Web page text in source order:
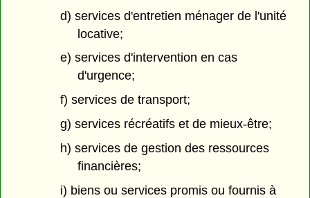
d) services d'entretien ménager de l'unité
locative;
e) services d'intervention en cas
d'urgence;
f) services de transport;
g) services récréatifs et de mieux-être;
h) services de gestion des ressources
financières;
i) biens ou services promis ou fournis à